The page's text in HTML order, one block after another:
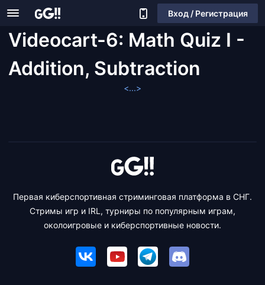
Вход / Регистрация
Videocart-6: Math Quiz I -
Addition, Subtraction
<...>
Первая киберспортивная стриминговая платформа в СНГ.
Стримы игр и IRL, турниры по популярным играм,
околоигровые и киберспортивные новости.